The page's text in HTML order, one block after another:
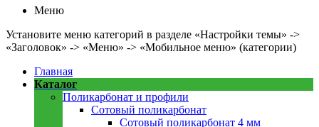
Меню
Установите меню категорий в разделе «Настройки темы» ->
«Заголовок» -> «Меню» -> «Мобильное меню» (категории)
Главная
Каталог
Поликарбонат и профили
Сотовый поликарбонат
Сотовый поликарбонат 4 мм